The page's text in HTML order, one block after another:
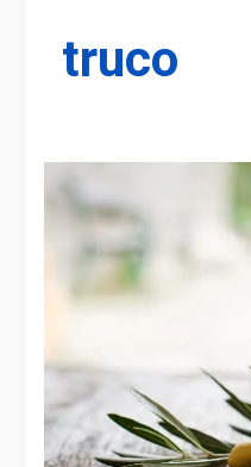
truco